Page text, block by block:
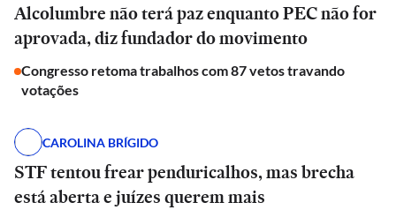
Alcolumbre não terá paz enquanto PEC não for
aprovada, diz fundador do movimento
Congresso retoma trabalhos com 87 vetos travando
votações
CAROLINA BRÍGIDO
STF tentou frear penduricalhos, mas brecha
está aberta e juízes querem mais